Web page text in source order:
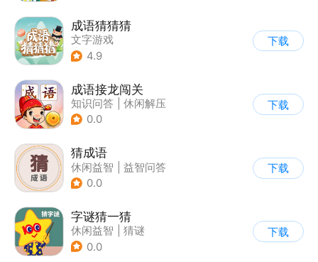
成语猜猜猜
文字游戏
| 儿童益智游戏
4.9
下载
成语接龙闯关
知识问答
休闲解压
0.0
下载
猜成语
休闲益智
益智问答
| 成语
0.0
下载
字谜猜一猜
休闲益智
猜谜
0.0
下载